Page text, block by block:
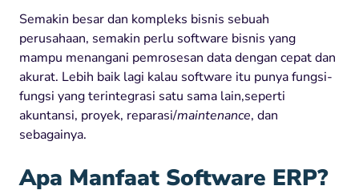
Semakin besar dan kompleks bisnis sebuah
perusahaan, semakin perlu software bisnis yang
mampu menangani pemrosesan data dengan cepat dan
akurat. Lebih baik lagi kalau software itu punya fungsi-
fungsi yang terintegrasi satu sama lain,seperti
akuntansi, proyek, reparasi/maintenance, dan
sebagainya.
Apa Manfaat Software ERP?